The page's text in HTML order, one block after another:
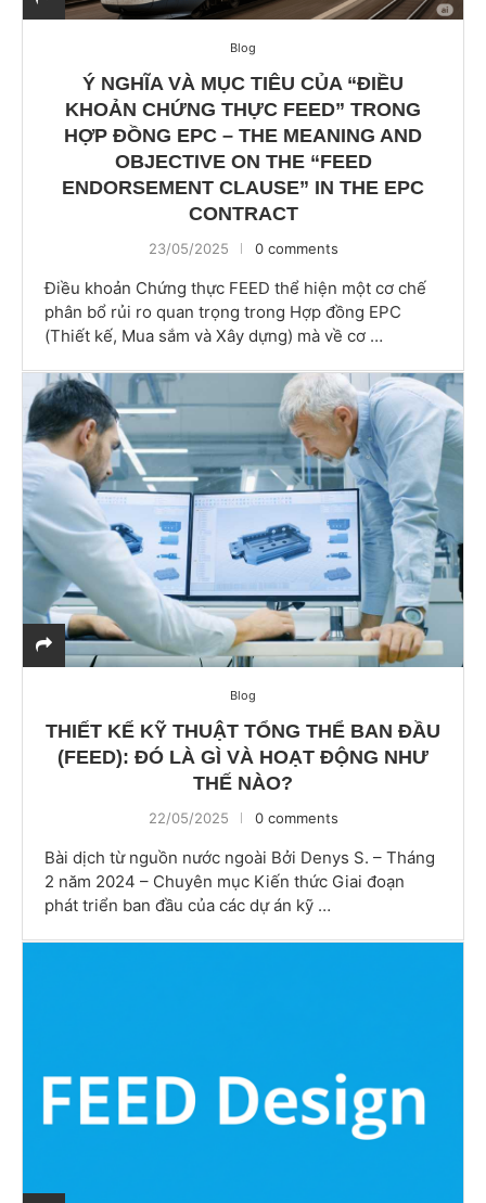
Blog
Ý NGHĨA VÀ MỤC TIÊU CỦA “ĐIỀU
KHOẢN CHỨNG THỰC FEED” TRONG
HỢP ĐỒNG EPC – THE MEANING AND
OBJECTIVE ON THE “FEED
ENDORSEMENT CLAUSE” IN THE EPC
CONTRACT
23/05/2025 0 comments
Điều khoản Chứng thực FEED thể hiện một cơ chế
phân bổ rủi ro quan trọng trong Hợp đồng EPC
(Thiết kế, Mua sắm và Xây dựng) mà về cơ …
Blog
THIẾT KẾ KỸ THUẬT TỔNG THỂ BAN ĐẦU
(FEED): ĐÓ LÀ GÌ VÀ HOẠT ĐỘNG NHƯ
THẾ NÀO?
22/05/2025 0 comments
Bài dịch từ nguồn nước ngoài Bởi Denys S. – Tháng
2 năm 2024 – Chuyên mục Kiến thức Giai đoạn
phát triển ban đầu của các dự án kỹ …